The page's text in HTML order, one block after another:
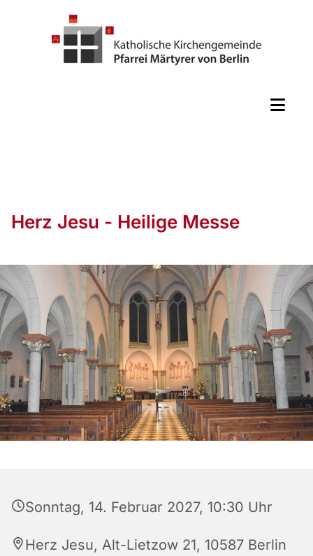
Herz Jesu - Heilige Messe
Sonntag, 14. Februar 2027, 10:30 Uhr
Herz Jesu, Alt-Lietzow 21, 10587 Berlin